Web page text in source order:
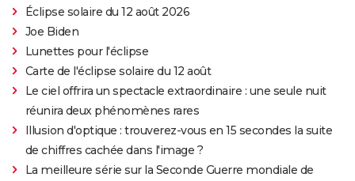
Éclipse solaire du 12 août 2026
Joe Biden
Lunettes pour l'éclipse
Carte de l'éclipse solaire du 12 août
Le ciel offrira un spectacle extraordinaire : une seule nuit
réunira deux phénomènes rares
Illusion d'optique : trouverez-vous en 15 secondes la suite
de chiffres cachée dans l'image ?
La meilleure série sur la Seconde Guerre mondiale de